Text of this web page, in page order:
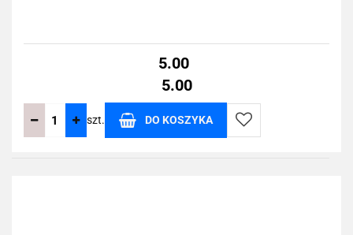
5.00
5.00
szt. DO KOSZYKA
Do